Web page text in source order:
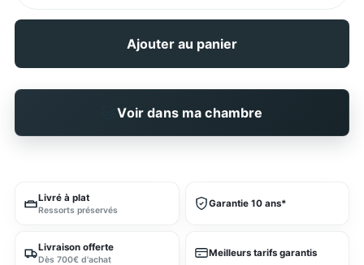
Ajouter au panier
Voir dans ma chambre
Livré à plat
Ressorts préservés
Garantie 10 ans*
Livraison offerte
Dès 700€ d'achat
Meilleurs tarifs garantis